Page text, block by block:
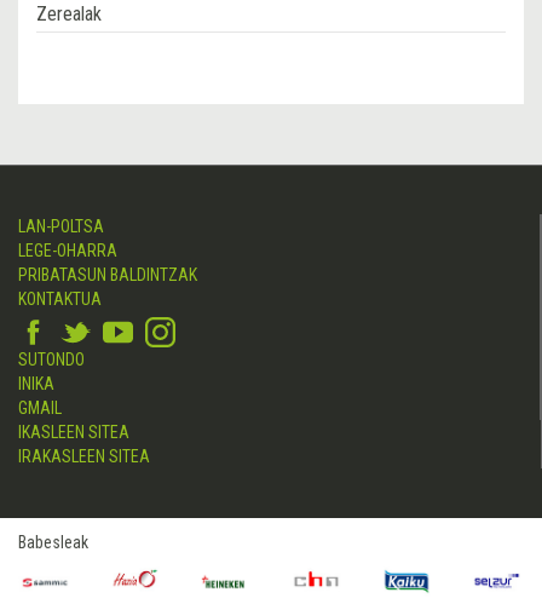
Zerealak
LAN-POLTSA
LEGE-OHARRA
PRIBATASUN BALDINTZAK
KONTAKTUA
SUTONDO
INIKA
GMAIL
IKASLEEN SITEA
IRAKASLEEN SITEA
Babesleak